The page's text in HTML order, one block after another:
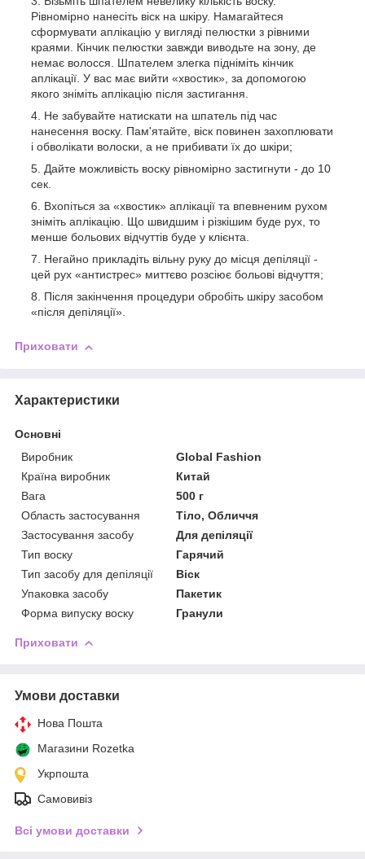
Рівномірно нанесіть віск на шкіру. Намагайтеся
сформувати аплікацію у вигляді пелюстки з рівними
краями. Кінчик пелюстки завжди виводьте на зону, де
немає волосся. Шпателем злегка підніміть кінчик
аплікації. У вас має вийти «хвостик», за допомогою
якого зніміть аплікацію після застигання.
Не забувайте натискати на шпатель під час
нанесення воску. Пам'ятайте, віск повинен захоплювати
і обволікати волоски, а не прибивати їх до шкіри;
Дайте можливість воску рівномірно застигнути - до 10
сек.
Вхопіться за «хвостик» аплікації та впевненим рухом
зніміть аплікацію. Що швидшим і різкішим буде рух, то
менше больових відчуттів буде у клієнта.
Негайно прикладіть вільну руку до місця депіляції -
цей рух «антистрес» миттєво розсіює больові відчуття;
Після закінчення процедури обробіть шкіру засобом
«після депіляції».
Приховати
Характеристики
Основні
Виробник
Global Fashion
Країна виробник
Китай
Вага
500 г
Область застосування
Тіло, Обличчя
Застосування засобу
Для депіляції
Тип воску
Гарячий
Тип засобу для депіляції
Віск
Упаковка засобу
Пакетик
Форма випуску воску
Гранули
Приховати
Умови доставки
Нова Пошта
Магазини Rozetka
Укрпошта
Самовивіз
Всі умови доставки